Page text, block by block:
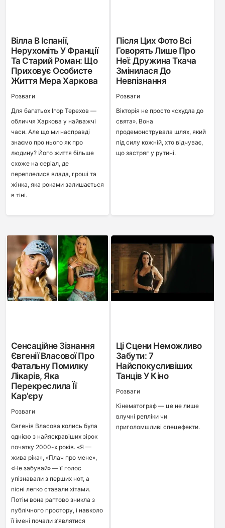
Вілла В Іспанії,
Нерухоміть У Франції
Та Старий Роман: Що
Приховує Особисте
Життя Мера Харкова
Розваги
Для багатьох Ігор Терехов —
обличчя Харкова у найважчі
часи. Але що ми насправді
знаємо про нього як про
людину? Його життя більше
схоже на серіал, де
переплелися влада, гроші та
жінка, яка роками залишається
в тіні.
Після Цих Фото Всі
Говорять Лише Про
Неї: Дружина Ткача
Змінилася До
Невпізнання
Розваги
Вікторія не просто «схудла до
свята». Вона
продемонструвала шлях, який
під силу кожній, хто відчуває,
що застряг у рутині.
Cенсаційне Зізнання
Євгенії Власової Про
Фатальну Помилку
Лікарів, Яка
Перекреслила Її
Кар’єру
Розваги
Євгенія Власова колись була
однією з найяскравіших зірок
початку 2000-х років. «Я —
жива ріка», «Плач про мене»,
«Не забувай» — її голос
упізнавали з перших нот, а
пісні легко ставали хітами.
Потім вона раптово зникла з
публічного простору, і навколо
її імені почали з’являтися
Ці Сцени Неможливо
Забути: 7
Найспокусливіших
Танців У Кіно
Розваги
Кінематограф — це не лише
влучні репліки чи
приголомшливі спецефекти.